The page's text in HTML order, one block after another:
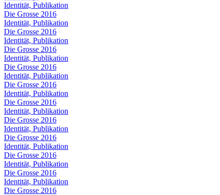
Identität, Publikation
Die Grosse 2016
Identität, Publikation
Die Grosse 2016
Identität, Publikation
Die Grosse 2016
Identität, Publikation
Die Grosse 2016
Identität, Publikation
Die Grosse 2016
Identität, Publikation
Die Grosse 2016
Identität, Publikation
Die Grosse 2016
Identität, Publikation
Die Grosse 2016
Identität, Publikation
Die Grosse 2016
Identität, Publikation
Die Grosse 2016
Identität, Publikation
Die Grosse 2016